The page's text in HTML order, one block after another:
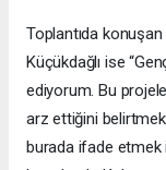
Toplantıda
Küçükdağlı ise
ediyorum. Bu
arz ettiğini
burada ifade etmek